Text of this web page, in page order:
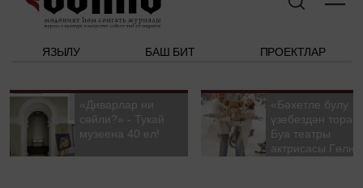
ЯЗЫЛУ БАШ БИТ ПРОЕКТЛАР
«Диварлар ни
сөйли?» - Тукай
музеена 40 ел!
«Бәхетле булу
үзебездән тора».
Буа театры
актрисасы